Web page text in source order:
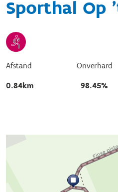
Sporthal Op
Afstand
0.84km
Onverhard
98.45%